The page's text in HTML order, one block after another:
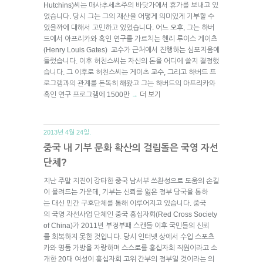
Hutchins)씨는 매사추세츠주의 바닷가에서 휴가를 보내고 있
었습니다. 당시 그는 그의 재산을 어떻게 의미있게 기부할 수
있을까에 대해서 고민하고 있었습니다. 어느 오후, 그는 하버
드에서 아프리카와 흑인 연구를 가르치는 헨리 루이스 게이츠
(Henry Louis Gates) 교수가 근처에서 진행하는 심포지움에
들렀습니다. 이후 허친스씨는 자신의 돈을 어디에 쓸지 결정했
습니다. 그 이후로 허친스씨는 게이츠 교수, 그리고 하버드 프
로그램과의 관계를 돈독히 해왔고 그는 하버드의 아프리카와
흑인 연구 프로그램에 1500만 → 더 보기
2013년 4월 24일.
중국 내 기부 문화 확산의 걸림돌은 국영 자선
단체?
지난 주말 지진이 강타한 중국 남서부 쓰촨성으로 도움의 손길
이 몰려드는 가운데, 기부는 신뢰를 잃은 정부 당국을 통하
는 대신 민간 구호단체를 통해 이루어지고 있습니다. 중국
의 국영 자선사업 단체인 중국 홍십자회(Red Cross Society
of China)가 2011년 부정부패 스캔들 이후 국민들의 신뢰
를 회복하지 못한 것입니다. 당시 인터넷 상에서 수입 스포츠
카와 명품 가방을 자랑하며 스스로를 홍십자회 직원이라고 소
개한 20대 여성이 홍십자회 고위 간부의 정부일 것이라는 의